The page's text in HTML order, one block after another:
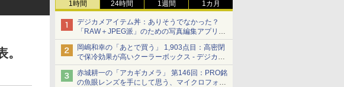
1時間 24時間 1週間 1カ月
デジカメアイテム丼：ありそうでなかった？
「RAW＋JPEG派」のための写真編集アプリ
カメラデフォルトのJPEGを大切にする
「Filmator」
岡嶋和幸の「あとで買う」 1,903点目：高密閉
で保冷効果が高いクーラーボックス - デジカメ
Watch
赤城耕一の「アカギカメラ」 第146回：PRO銘
の魚眼レンズを手にして思う、マイクロフォー